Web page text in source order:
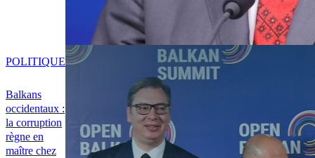
Balkans
occidentaux :
la corruption
règne en
maître chez
POLITIQUE